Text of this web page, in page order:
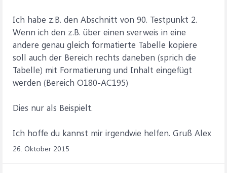
Ich habe z.B. den Abschnitt von 90. Testpunkt 2.
Wenn ich den z.B. über einen sverweis in eine
andere genau gleich formatierte Tabelle kopiere
soll auch der Bereich rechts daneben (sprich die
Tabelle) mit Formatierung und Inhalt eingefügt
werden (Bereich O180-AC195)
Dies nur als Beispielt.
Ich hoffe du kannst mir irgendwie helfen. Gruß Alex
26. Oktober 2015